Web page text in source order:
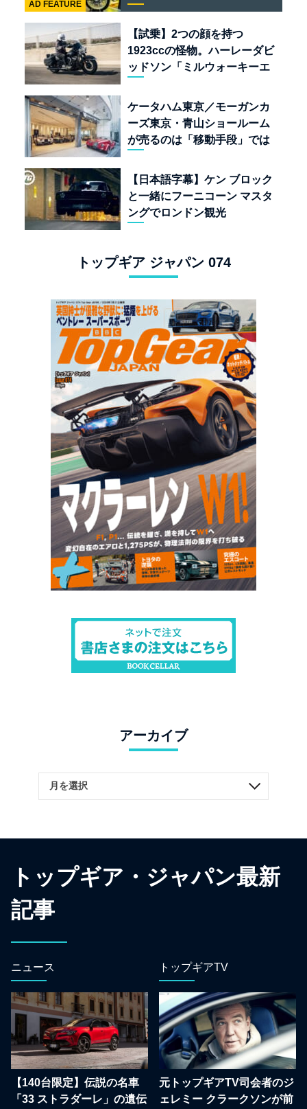
「BULLET 650」と“時間の
質”を愛する理由
AD FEATURE
【試乗】2つの顔を持つ
1923ccの怪物。ハーレーダビ
ッドソン「ミルウォーキーエ
ケータハム東京／モーガンカ
ーズ東京・青山ショールーム
が売るのは「移動手段」では
【日本語字幕】ケン ブロック
と一緒にフーニコーン マスタ
ングでロンドン観光
トップギア ジャパン 074
アーカイブ
トップギア・ジャパン最新
記事
ニュース
【140台限定】伝説の名車
「33 ストラダーレ」の遺伝
トップギアTV
元トップギアTV司会者のジ
ェレミー クラークソンが前